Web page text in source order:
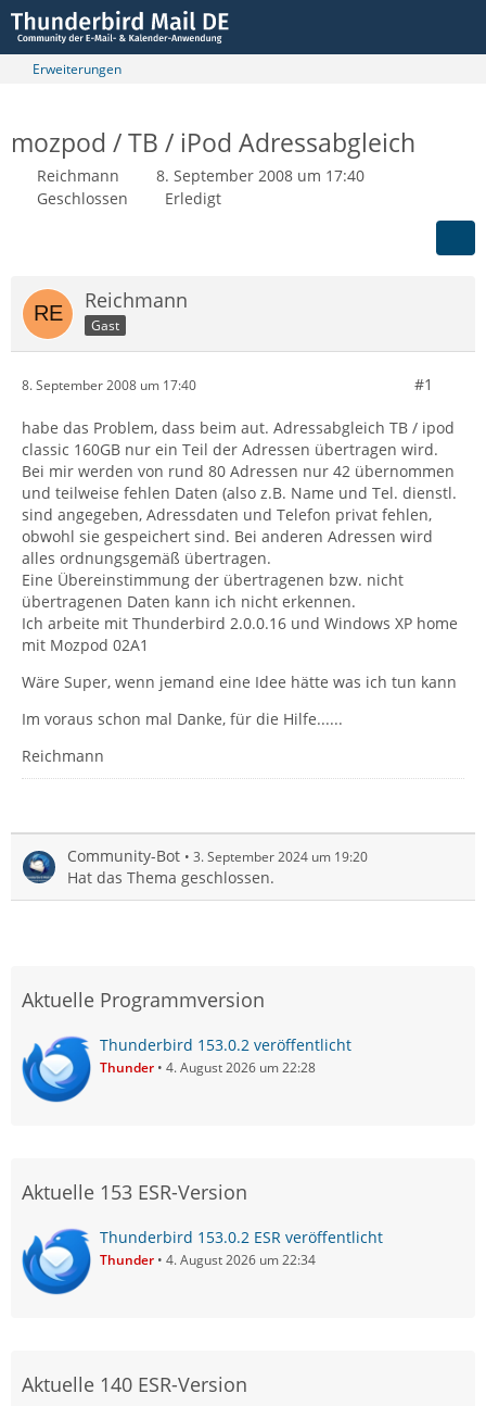
Erweiterungen
mozpod / TB / iPod Adressabgleich
Reichmann
8. September 2008 um 17:40
Geschlossen
Erledigt
Reichmann
Gast
8. September 2008 um 17:40 #1
habe das Problem, dass beim aut. Adressabgleich TB / ipod
classic 160GB nur ein Teil der Adressen übertragen wird.
Bei mir werden von rund 80 Adressen nur 42 übernommen
und teilweise fehlen Daten (also z.B. Name und Tel. dienstl.
sind angegeben, Adressdaten und Telefon privat fehlen,
obwohl sie gespeichert sind. Bei anderen Adressen wird
alles ordnungsgemäß übertragen.
Eine Übereinstimmung der übertragenen bzw. nicht
übertragenen Daten kann ich nicht erkennen.
Ich arbeite mit Thunderbird 2.0.0.16 und Windows XP home
mit Mozpod 02A1
Wäre Super, wenn jemand eine Idee hätte was ich tun kann
Im voraus schon mal Danke, für die Hilfe......
Reichmann
Community-Bot 3. September 2024 um 19:20
Hat das Thema geschlossen.
Aktuelle Programmversion
Thunderbird 153.0.2 veröffentlicht
Thunder 4. August 2026 um 22:28
Aktuelle 153 ESR-Version
Thunderbird 153.0.2 ESR veröffentlicht
Thunder 4. August 2026 um 22:34
Aktuelle 140 ESR-Version